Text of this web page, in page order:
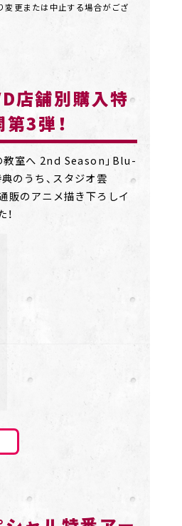
変更または中止する場合がござ
店舗別購入特
3弾！
教室へ 2nd Season」Blu-
のうち、スタジオ雲
販のアニメ描き下ろしイ